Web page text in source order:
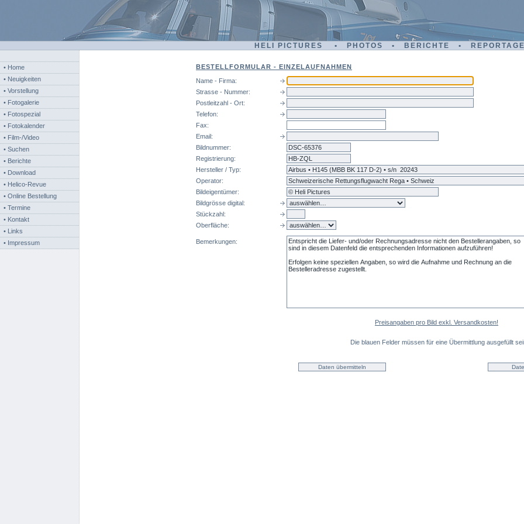
HELI PICTURES • PHOTOS • BERICHTE •
• Home
• Neuigkeiten
• Vorstellung
• Fotogalerie
• Fotospezial
• Fotokalender
• Film-/Video
• Suchen
• Berichte
• Download
• Helico-Revue
• Online Bestellung
• Termine
• Kontakt
• Links
• Impressum
BESTELLFORMULAR - EINZELAUFNAHMEN
Name - Firma:
Strasse - Nummer:
Postleitzahl - Ort:
Telefon:
Fax:
Email:
Bildnummer:
Registrierung:
Hersteller / Typ:
Operator:
Bildeigentümer:
Bildgrösse digital:
Stückzahl:
Oberfläche:
Bemerkungen:
Preisangaben pro Bild exkl. Versandkosten!
Die blauen Felder müssen für eine Übermittlung ausgefüllt